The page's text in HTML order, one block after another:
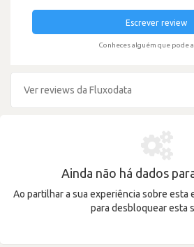
Escrever review
Conheces alguém que pode
Ver reviews da Fluxodata
Ainda não há dados
Ao partilhar a sua experiência sobre esta
para desbloquear esta